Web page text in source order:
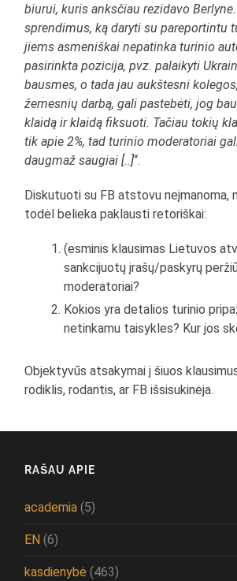
biurui, kuris anksčiau rezidavo
sprendimus, ką daryti su pareportintu
jiems asmeniškai nepatinka turinio
pasirinkta pozicija, pvz. palaikyti
bausmes, o tada jau aukštesni
žemesnių darbą, gali pastebėti, jog
klaidą ir klaidą fiksuoti. Tačiau tokių
tik apie 2%, tad turinio moderatoriai
daugmaž saugiai [..]“.
Diskutuoti su FB atstovu neįmanoma,
todėl belieka paklausti retoriškai:
(esminis klausimas Lietuvos
sankcijuotų įrašų/paskyrų
moderatoriai?
Kokios yra detalios turinio
netinkamu taisykles? Kur jos
Objektyvūs atsakymai į šiuos
rodiklis, rodantis, ar FB išsisukinėja.
RAŠAU APIE
academia (5)
EN (6)
kasdienybė (463)